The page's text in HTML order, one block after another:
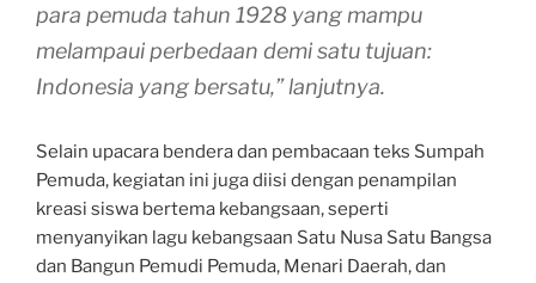
para pemuda tahun 1928 yang mampu
melampaui perbedaan demi satu tujuan:
Indonesia yang bersatu,” lanjutnya.
Selain upacara bendera dan pembacaan teks Sumpah
Pemuda, kegiatan ini juga diisi dengan penampilan
kreasi siswa bertema kebangsaan, seperti
menyanyikan lagu kebangsaan Satu Nusa Satu Bangsa
dan Bangun Pemudi Pemuda, Menari Daerah, dan